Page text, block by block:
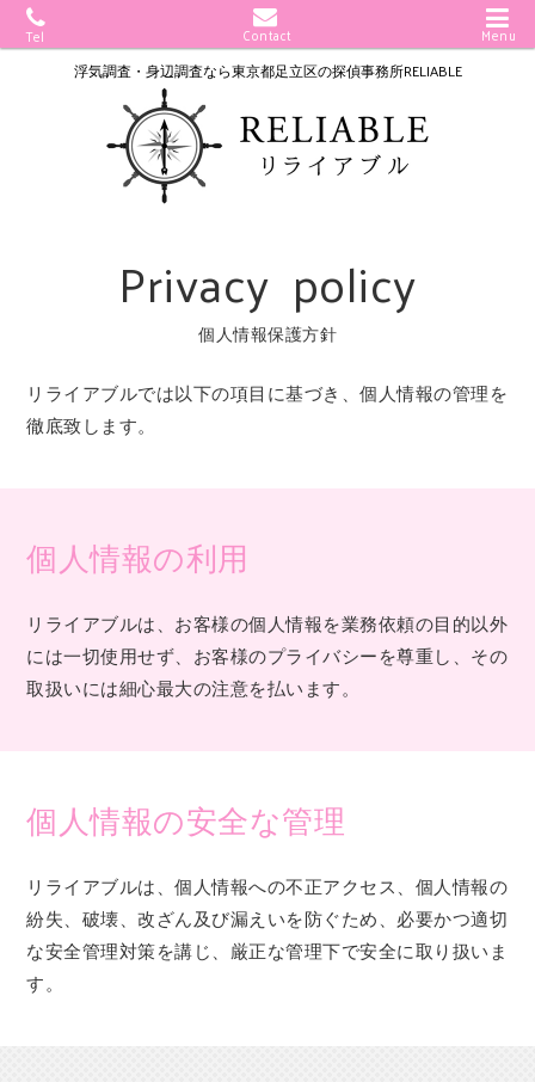
Tel Contact Menu
浮気調査・身辺調査なら東京都足立区の探偵事務所RELIABLE
Privacy policy
個人情報保護方針
リライアブルでは以下の項目に基づき、個人情報の管理を
徹底致します。
個人情報の利用
リライアブルは、お客様の個人情報を業務依頼の目的以外
には一切使用せず、お客様のプライバシーを尊重し、その
取扱いには細心最大の注意を払います。
個人情報の安全な管理
リライアブルは、個人情報への不正アクセス、個人情報の
紛失、破壊、改ざん及び漏えいを防ぐため、必要かつ適切
な安全管理対策を講じ、厳正な管理下で安全に取り扱いま
す。